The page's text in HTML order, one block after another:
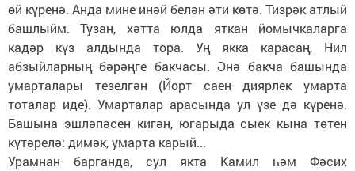
өй күренә. Анда мине инәй белән әти көтә. Тизрәк атлый
башлыйм. Тузан, хәтта юлда яткан йомычкаларга
кадәр күз алдында тора. Уң якка карасаң, Нил
абзыйларның бәрәңге бакчасы. Әнә бакча башында
умарталары тезелгән (Йорт саен диярлек умарта
тоталар иде). Умарталар арасында ул үзе дә күренә.
Башына эшләпәсен кигән, югарыда сыек кына төтен
күтәрелә: димәк, умарта карый...
Урамнан барганда, сул якта Камил һәм Фәсих